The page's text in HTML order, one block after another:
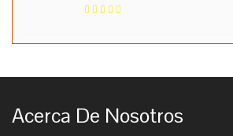
Acerca De Nosotros